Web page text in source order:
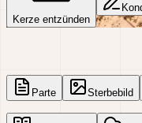
Kerze entzünden
Parte Sterbebild